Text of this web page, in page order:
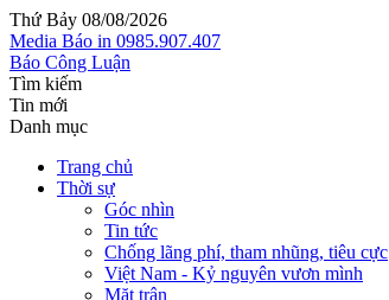
Thứ Bảy 08/08/2026
Media Báo in 0985.907.407
Báo Công Luận
Tìm kiếm
Tin mới
Danh mục
Trang chủ
Thời sự
Góc nhìn
Tin tức
Chống lãng phí, tham nhũng, tiêu cực
Việt Nam - Kỷ nguyên vươn mình
Mặt trận